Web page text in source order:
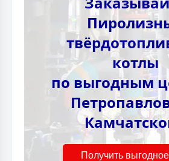
котлы
по выгодным
Получить